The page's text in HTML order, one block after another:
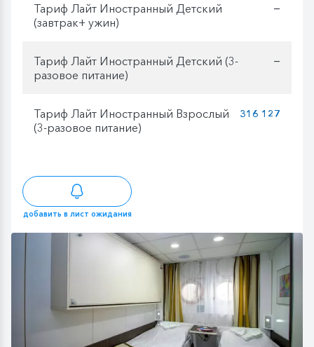
Тариф Лайт Иностранный Детский
(завтрак+ ужин)
—
Тариф Лайт Иностранный Детский (3-
разовое питание)
—
Тариф Лайт Иностранный Взрослый
(3-разовое питание)
316 127
добавить в лист ожидания